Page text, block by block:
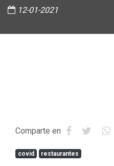
12-01-2021
Comparte en
covid restaurantes